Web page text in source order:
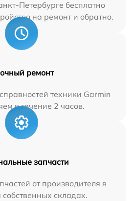
Петербурге бесплатно
на ремонт и обратно.
ремонт
техники Garmin
в течение 2 часов.
запчасти
от производителя в
складах.